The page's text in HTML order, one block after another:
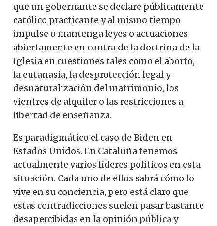
que un gobernante se declare públicamente
católico practicante y al mismo tiempo
impulse o mantenga leyes o actuaciones
abiertamente en contra de la doctrina de la
Iglesia en cuestiones tales como el aborto,
la eutanasia, la desprotección legal y
desnaturalización del matrimonio, los
vientres de alquiler o las restricciones a
libertad de enseñanza.
Es paradigmático el caso de Biden en
Estados Unidos. En Cataluña tenemos
actualmente varios líderes políticos en esta
situación. Cada uno de ellos sabrá cómo lo
vive en su conciencia, pero está claro que
estas contradicciones suelen pasar bastante
desapercibidas en la opinión pública y